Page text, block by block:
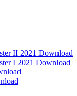
II 2021 Download
I 2021 Download